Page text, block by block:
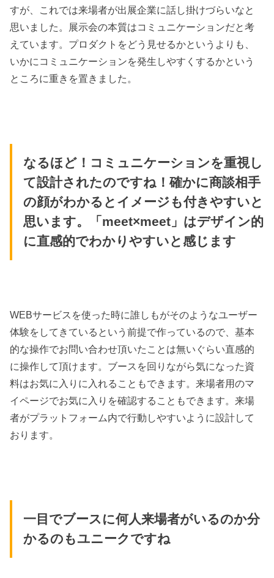
すが、これでは来場者が出展企業に話し掛けづらいなと
思いました。展示会の本質はコミュニケーションだと考
えています。プロダクトをどう見せるかというよりも、
いかにコミュニケーションを発生しやすくするかという
ところに重きを置きました。
なるほど！コミュニケーションを重視し
て設計されたのですね！確かに商談相手
の顔がわかるとイメージも付きやすいと
思います。「meet×meet」はデザイン的
に直感的でわかりやすいと感じます
WEBサービスを使った時に誰しもがそのようなユーザー
体験をしてきているという前提で作っているので、基本
的な操作でお問い合わせ頂いたことは無いぐらい直感的
に操作して頂けます。ブースを回りながら気になった資
料はお気に入りに入れることもできます。来場者用のマ
イページでお気に入りを確認することもできます。来場
者がプラットフォーム内で行動しやすいように設計して
おります。
一目でブースに何人来場者がいるのか分
かるのもユニークですね